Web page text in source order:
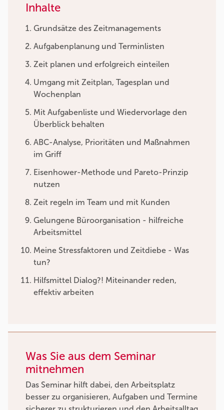
Inhalte
Grundsätze des Zeitmanagements
Aufgabenplanung und Terminlisten
Zeit planen und erfolgreich einteilen
Umgang mit Zeitplan, Tagesplan und
Wochenplan
Mit Aufgabenliste und Wiedervorlage den
Überblick behalten
ABC-Analyse, Prioritäten und Maßnahmen
im Griff
Eisenhower-Methode und Pareto-Prinzip
nutzen
Zeit regeln im Team und mit Kunden
Gelungene Büroorganisation - hilfreiche
Arbeitsmittel
Meine Stressfaktoren und Zeitdiebe - Was
tun?
Hilfsmittel Dialog?! Miteinander reden,
effektiv arbeiten
Was Sie aus dem Seminar
mitnehmen
Das Seminar hilft dabei, den Arbeitsplatz
besser zu organisieren, Aufgaben und Termine